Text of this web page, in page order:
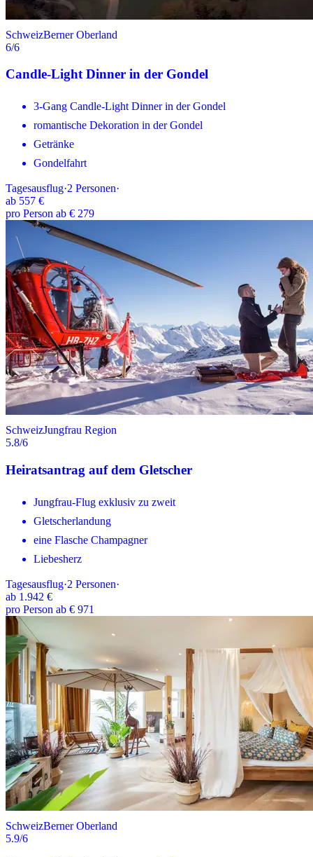
SchweizBerner Oberland
6/6
Candle-Light Dinner in der Gondel
3-Gang Candle-Light Dinner in der Gondel
romantische Dekoration in der Gondel
Getränke
Gondelfahrt
Tagesausflug·2 Personen·
ab 557 €
pro Person ab € 279
SchweizJungfrau Region
5.8/6
Heiratsantrag auf dem Gletscher
Jungfrau-Flug exklusiv zu zweit
Gletscherlandung
eine Flasche Champagner
Liebesherz
Tagesausflug·2 Personen·
ab 1.942 €
pro Person ab € 971
SchweizBerner Oberland
5.9/6